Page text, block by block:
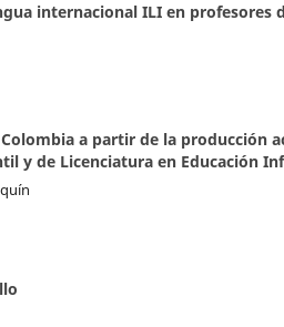
internacional ILI en profesores
a partir de la producción
y de Licenciatura en Educación